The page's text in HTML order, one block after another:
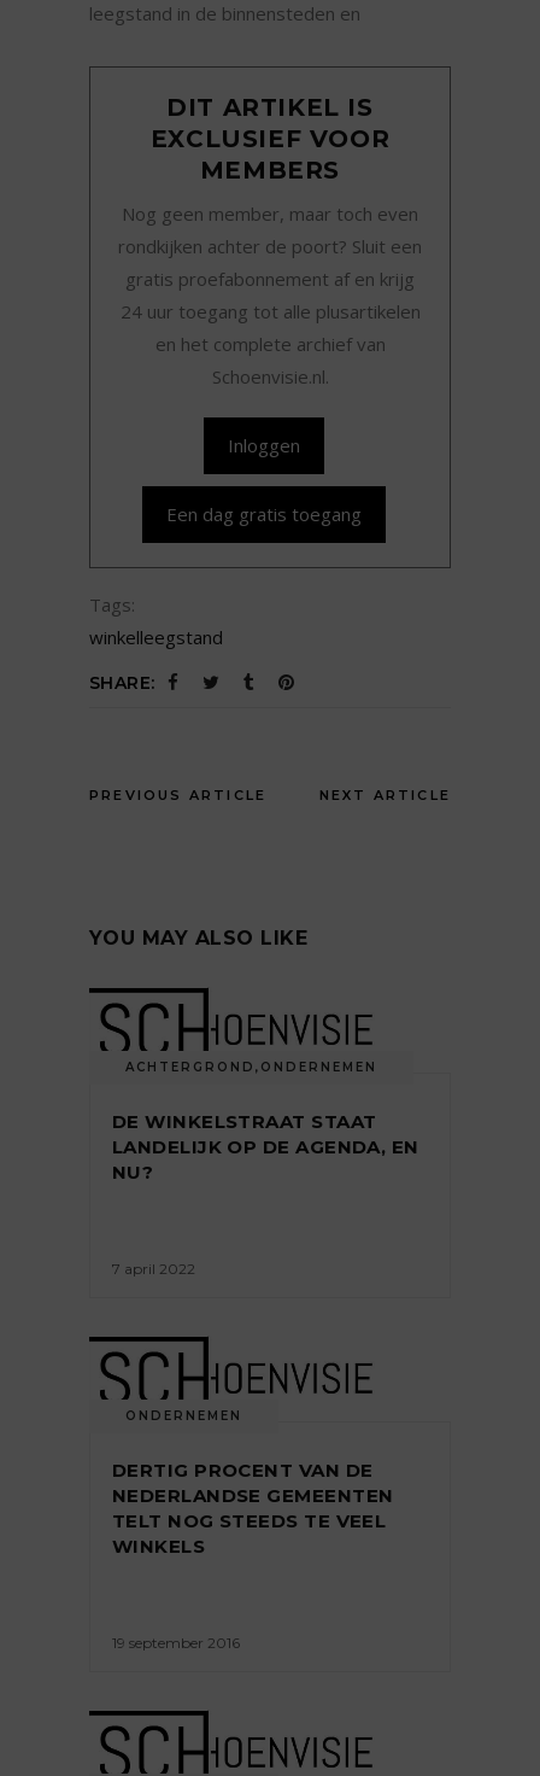
leegstand in de binnensteden en
DIT ARTIKEL IS
EXCLUSIEF VOOR
MEMBERS
Nog geen member, maar toch even
rondkijken achter de poort? Sluit een
gratis proefabonnement af en krijg
24 uur toegang tot alle plusartikelen
en het complete archief van
Schoenvisie.nl.
Inloggen
Een dag gratis toegang
Tags:
winkelleegstand
SHARE:
PREVIOUS ARTICLE NEXT ARTICLE
YOU MAY ALSO LIKE
ACHTERGROND , ONDERNEMEN
DE WINKELSTRAAT STAAT
LANDELIJK OP DE AGENDA, EN
NU?
7 april 2022
ONDERNEMEN
DERTIG PROCENT VAN DE
NEDERLANDSE GEMEENTEN
TELT NOG STEEDS TE VEEL
WINKELS
19 september 2016